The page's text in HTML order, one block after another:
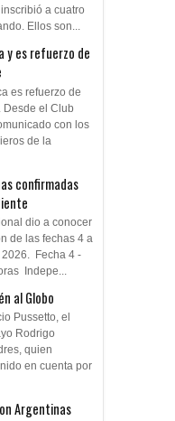
a cuatro
Ellos son...
y es refuerzo de
es refuerzo de
Desde el Club
con los
de la
confirmadas
dio a conocer
de las fechas 4 a
Fecha 4 -
Indepe...
al Globo
Pussetto, el
Rodrigo
quien
en cuenta por
Argentinas